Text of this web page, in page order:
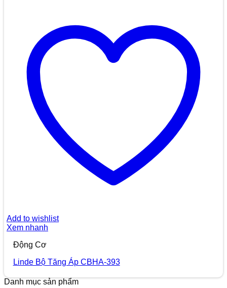
Add to wishlist
Xem nhanh
Động Cơ
Linde Bộ Tăng Áp CBHA-393
Danh mục sản phẩm